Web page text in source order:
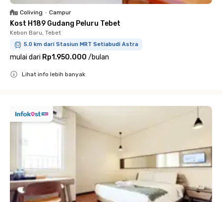
Coliving • Campur
Kost H189 Gudang Peluru Tebet
Kebon Baru, Tebet
5.0 km dari Stasiun MRT Setiabudi Astra
mulai dari Rp1.950.000 /bulan
Lihat info lebih banyak